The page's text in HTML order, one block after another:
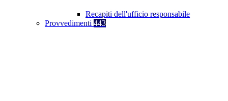
Recapiti dell'ufficio responsabile
Provvedimenti 443